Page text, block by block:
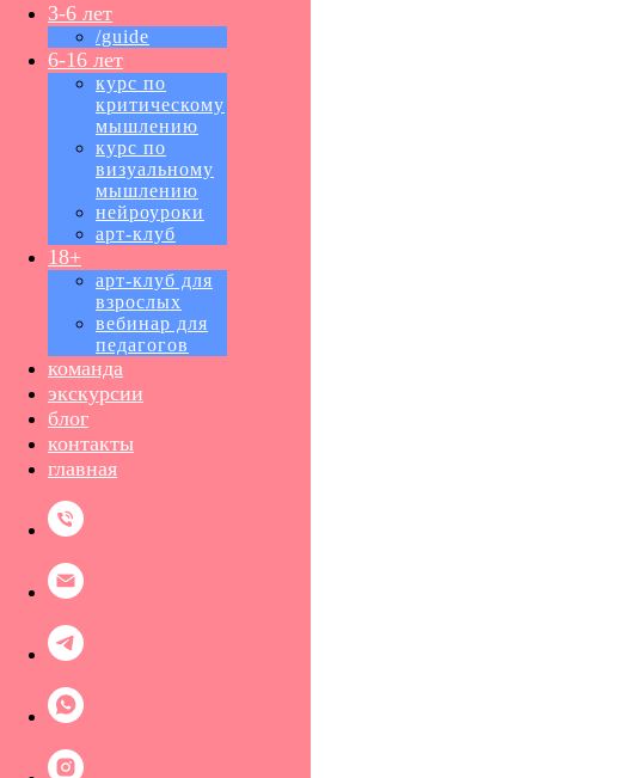
3-6 лет
/guide
6-16 лет
курс по
критическому
мышлению
курс по
визуальному
мышлению
нейроуроки
арт-клуб
18+
арт-клуб для
взрослых
вебинар для
педагогов
команда
экскурсии
блог
контакты
главная